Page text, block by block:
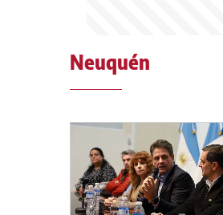
Neuquén